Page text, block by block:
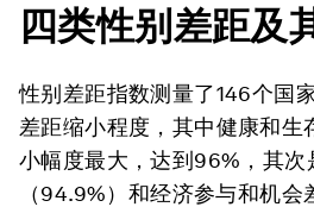
四类性别差距及
性别差距指数测量了146个国
差距缩小程度，其中健康和生
小幅度最大，达到96%，其次
（94.9%）和经济参与和机